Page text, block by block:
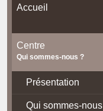
Accueil
Centre
Qui sommes-nous ?
Présentation
Qui sommes-